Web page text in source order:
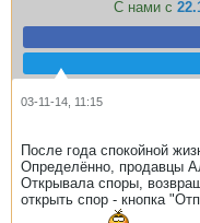
С нами с
03-11-14, 11:15
После года спокойной
Определённо, продавцы
Открывала споры,
открыть спор - кнопка